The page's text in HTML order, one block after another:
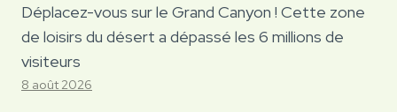
Déplacez-vous sur le Grand Canyon ! Cette zone
de loisirs du désert a dépassé les 6 millions de
visiteurs
8 août 2026